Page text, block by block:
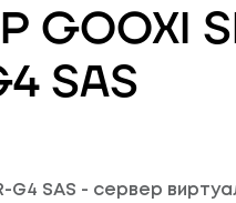
GOOXI
SAS
G4 SAS - сервер